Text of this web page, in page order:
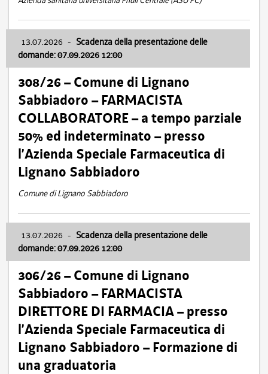
13.07.2026 - Scadenza della presentazione delle
domande: 07.09.2026 12:00
308/26 – Comune di Lignano
Sabbiadoro – FARMACISTA
COLLABORATORE – a tempo parziale
50% ed indeterminato – presso
l’Azienda Speciale Farmaceutica di
Lignano Sabbiadoro
Comune di Lignano Sabbiadoro
13.07.2026 - Scadenza della presentazione delle
domande: 07.09.2026 12:00
306/26 – Comune di Lignano
Sabbiadoro – FARMACISTA
DIRETTORE DI FARMACIA – presso
l’Azienda Speciale Farmaceutica di
Lignano Sabbiadoro – Formazione di
una graduatoria